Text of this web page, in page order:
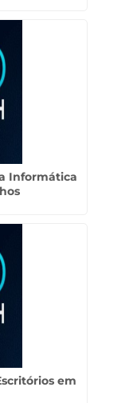
Informática
em